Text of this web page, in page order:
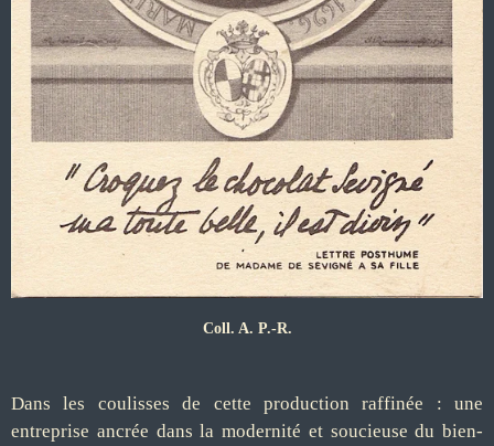
Coll. A. P.-R.
Dans les coulisses de cette production raffinée : une
entreprise ancrée dans la modernité et soucieuse du bien-